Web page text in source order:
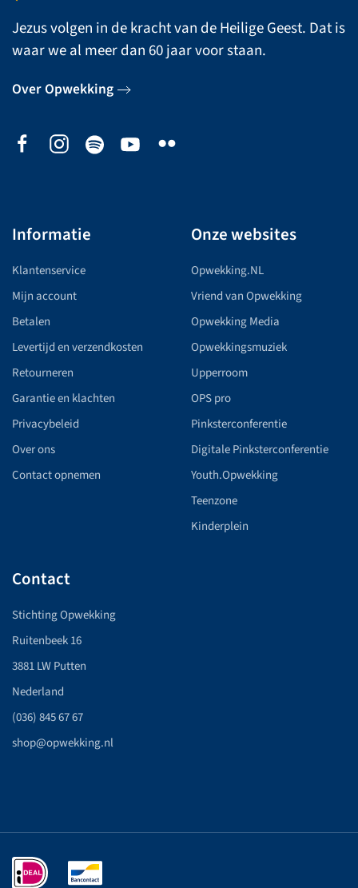
Jezus volgen in de kracht van de Heilige Geest. Dat is
waar we al meer dan 60 jaar voor staan.
Over Opwekking
Informatie
Klantenservice
Mijn account
Betalen
Levertijd en verzendkosten
Retourneren
Garantie en klachten
Privacybeleid
Over ons
Contact opnemen
Onze websites
Opwekking.NL
Vriend van Opwekking
Opwekking Media
Opwekkingsmuziek
Upperroom
OPS pro
Pinksterconferentie
Digitale Pinksterconferentie
Youth.Opwekking
Teenzone
Kinderplein
Contact
Stichting Opwekking
Ruitenbeek 16
3881 LW Putten
Nederland
(036) 845 67 67
shop@opwekking.nl